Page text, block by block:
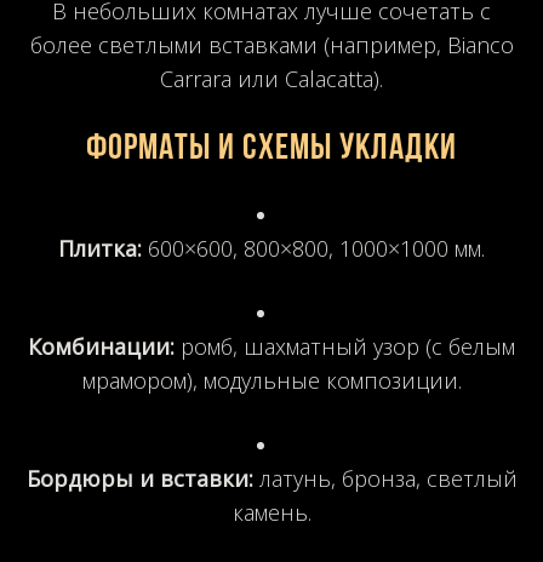
В небольших комнатах лучше сочетать с
более светлыми вставками (например, Bianco
Carrara или Calacatta).
Форматы и схемы укладки
Плитка: 600×600, 800×800, 1000×1000 мм.
Комбинации: ромб, шахматный узор (с белым
мрамором), модульные композиции.
Бордюры и вставки:латунь, бронза, светлый
камень.